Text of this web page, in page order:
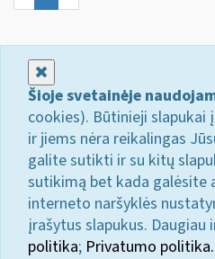
Šioje svetainėje
cookies). Būtinieji
ir jiems nėra reikalingas
galite sutikti ir su kitų
sutikimą bet kada galėsite
interneto naršyklės
įrašytus slapukus. Daugiau
politika; Privatumo politika.